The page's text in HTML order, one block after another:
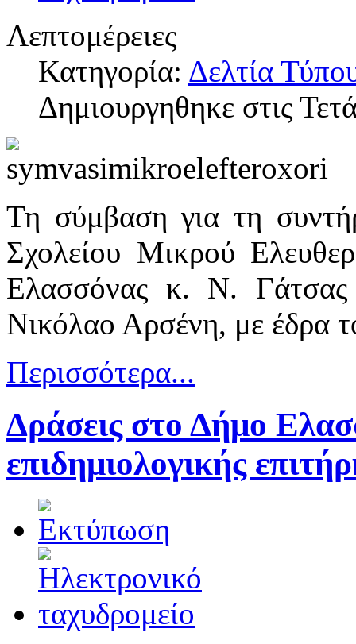
Λεπτομέρειες
Κατηγορία: Δελτία
Δημιουργηθηκε στις
Τη σύμβαση για τη
Σχολείου Μικρού
Ελασσόνας κ. Ν.
Νικόλαο Αρσένη, με έδρα
Περισσότερα...
Δράσεις στο Δήμο
επιδημιολογικής